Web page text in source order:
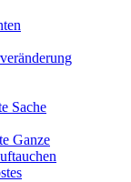
Sache
Ganze